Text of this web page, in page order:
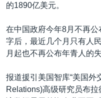
的1890亿美元。
在中国政府今年8月不再
字后，最近几个月只有人
月起也不再公布年青人的
报道援引美国智库“美国外
Relations)高级研究员布拉